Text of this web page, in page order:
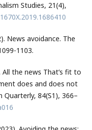
Studies, 21(4),
News avoidance. The
1103.
the news That’s fit to
does and does not
Quarterly, 84(S1), 366–